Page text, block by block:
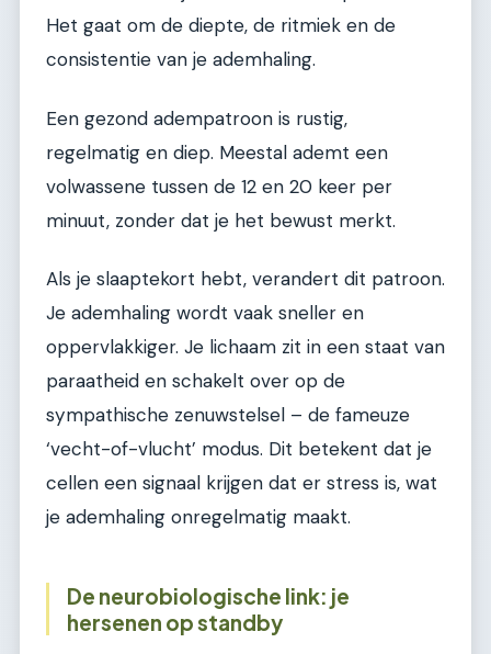
Het gaat om de diepte, de ritmiek en de
consistentie van je ademhaling.
Een gezond adempatroon is rustig,
regelmatig en diep. Meestal ademt een
volwassene tussen de 12 en 20 keer per
minuut, zonder dat je het bewust merkt.
Als je slaaptekort hebt, verandert dit patroon.
Je ademhaling wordt vaak sneller en
oppervlakkiger. Je lichaam zit in een staat van
paraatheid en schakelt over op de
sympathische zenuwstelsel – de fameuze
‘vecht-of-vlucht’ modus. Dit betekent dat je
cellen een signaal krijgen dat er stress is, wat
je ademhaling onregelmatig maakt.
De neurobiologische link: je
hersenen op standby